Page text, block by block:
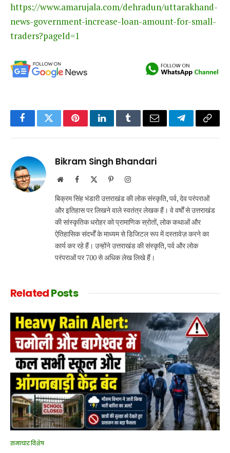
https://www.amarujala.com/dehradun/uttarakhand-
news-government-increase-loan-amount-for-small-
traders?pageId=1
FacebookTwitterPinterestLinkedInTumblrEmail TelegramCopy
Bikram Singh Bhandari
WebsiteFacebook PinterestInstagram
बिक्रम सिंह भंडारी उत्तराखंड की लोक संस्कृति, पर्व, देव परंपराओं
और इतिहास पर लिखने वाले स्वतंत्र लेखक हैं। वे वर्षों से उत्तराखंड
की सांस्कृतिक धरोहर को प्रामाणिक स्रोतों, लोक कथाओं और
ऐतिहासिक संदर्भों के माध्यम से डिजिटल रूप में दस्तावेज़ करने का
कार्य कर रहे हैं। उन्होंने उत्तराखंड की संस्कृति, पर्व और लोक
परंपराओं पर 700 से अधिक लेख लिखे हैं।
RelatedPosts
समाचार विशेष